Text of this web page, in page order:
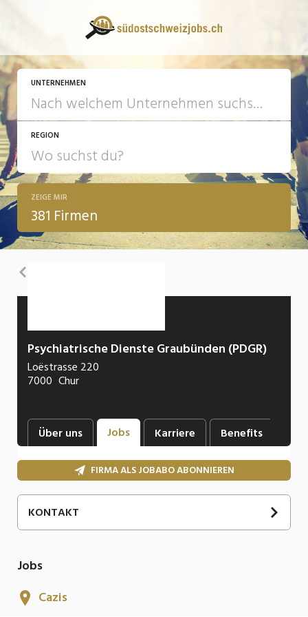
UNTERNEHMEN
REGION
ZEIGE MIR
381 Firmen
Psychiatrische Dienste Graubünden (PDGR)
Loëstrasse 220
7000 Chur
Über uns Jobs Karriere Benefits
FIRMA ALS JOBABO ABONNIEREN
KONTAKT
Jobs
Cazis